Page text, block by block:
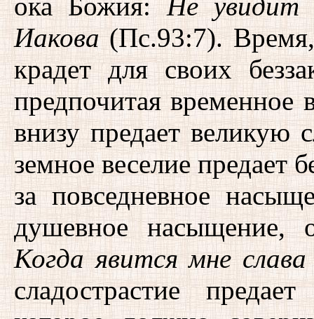
Иакова(Пс.93:7). Время,
крадет для своих
предпочитая временное
внизу предает великую
земное веселие предает
за повседневное
душевное насыщение,
Когда явится мне слава
сладострастие